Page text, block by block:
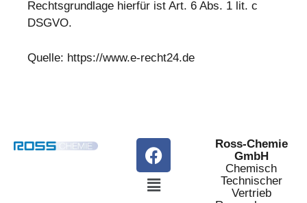
Rechtsgrundlage hierfür ist Art. 6 Abs. 1 lit. c
DSGVO.
Quelle: https://www.e-recht24.de
Ross-Chemie
GmbH
Chemisch
Technischer
Vertrieb